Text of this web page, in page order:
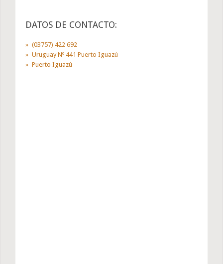
DATOS DE CONTACTO:
(03757) 422 692
Uruguay Nº 441 Puerto Iguazú
Puerto Iguazú